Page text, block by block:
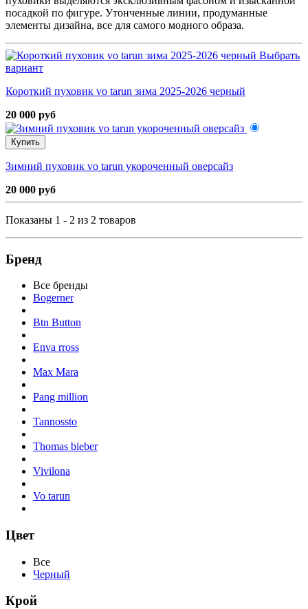
посадкой по фигуре. Утонченные линии, продуманные
элементы дизайна, все для самого модного образа.
Выбрать
вариант
Короткий пуховик vo tarun зима 2025-2026 черный
20 000 руб
Купить
Зимний пуховик vo tarun укороченный оверсайз
20 000 руб
Показаны 1 - 2 из 2 товаров
Бренд
Все бренды
Bogerner
Btn Button
Enva rross
Max Mara
Pang million
Tannossto
Thomas bieber
Vivilona
Vo tarun
Цвет
Все
Черный
Крой